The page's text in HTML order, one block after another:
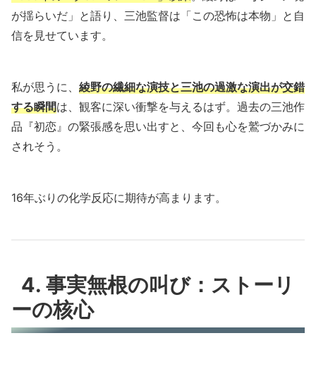
が揺らいだ」と語り、三池監督は「この恐怖は本物」と自
信を見せています。
私が思うに、 綾野の繊細な演技と三池の過激な演出が交錯
する瞬間は、観客に深い衝撃を与えるはず。過去の三池作
品『初恋』の緊張感を思い出すと、今回も心を鷲づかみに
されそう。
16年ぶりの化学反応に期待が高まります。
4. 事実無根の叫び：ストーリ
ーの核心